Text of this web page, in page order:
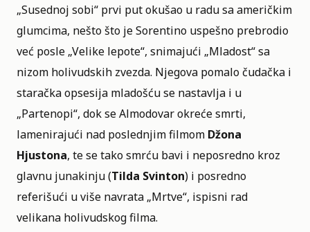
„Susednoj sobi“ prvi put okušao u radu sa američkim
glumcima, nešto što je Sorentino uspešno prebrodio
već posle „Velike lepote“, snimajući „Mladost“ sa
nizom holivudskih zvezda. Njegova pomalo čudačka i
staračka opsesija mladošću se nastavlja i u
„Partenopi“, dok se Almodovar okreće smrti,
lamenirajući nad poslednjim filmom Džona
Hjustona, te se tako smrću bavi i neposredno kroz
glavnu junakinju (Tilda Svinton) i posredno
referišući u više navrata „Mrtve“, ispisni rad
velikana holivudskog filma.